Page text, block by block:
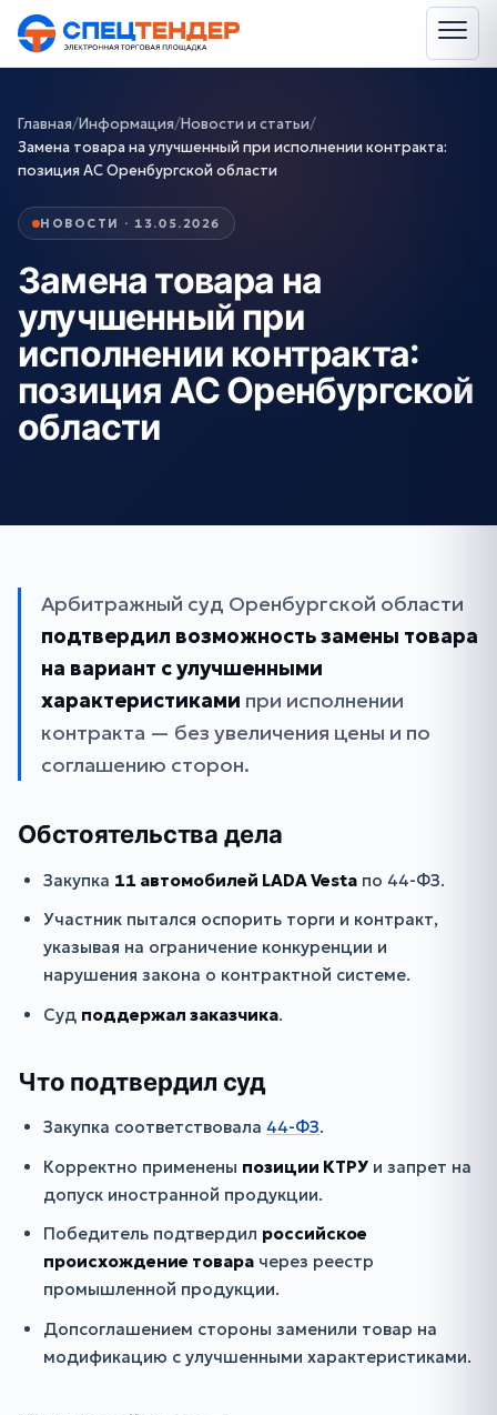
Главная/Информация/Новости и статьи/
Замена товара на улучшенный при исполнении контракта:
позиция АС Оренбургской области
НОВОСТИ · 13.05.2026
Замена товара на
улучшенный при
исполнении контракта:
позиция АС Оренбургской
области
Арбитражный суд Оренбургской области
подтвердил возможность замены товара
на вариант с улучшенными
характеристиками при исполнении
контракта — без увеличения цены и по
соглашению сторон.
Обстоятельства дела
Закупка 11 автомобилей LADA Vesta по 44-ФЗ.
Участник пытался оспорить торги и контракт,
указывая на ограничение конкуренции и
нарушения закона о контрактной системе.
Суд поддержал заказчика.
Что подтвердил суд
Закупка соответствовала44-ФЗ.
Корректно применены позиции КТРУ и запрет на
допуск иностранной продукции.
Победитель подтвердил российское
происхождение товара через реестр
промышленной продукции.
Допсоглашением стороны заменили товар на
модификацию с улучшенными характеристиками.